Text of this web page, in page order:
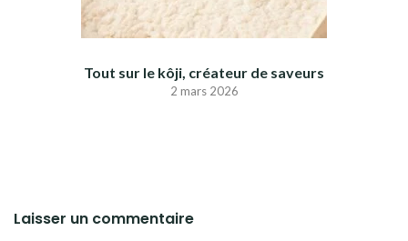
Tout sur le kôji, créateur de saveurs
2 mars 2026
Laisser un commentaire